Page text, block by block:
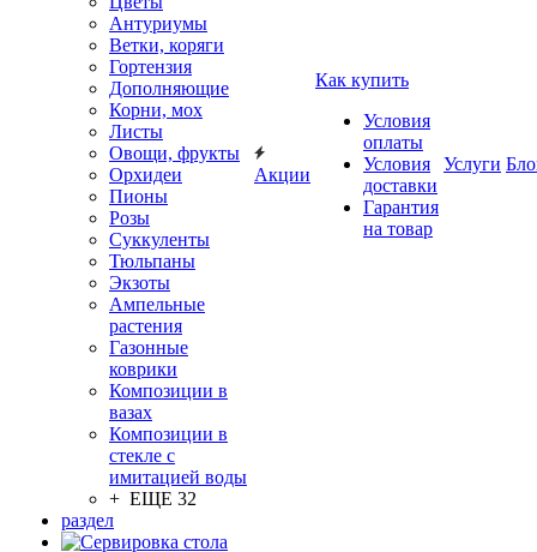
Антуриумы
Ветки, коряги
Гортензия
Дополняющие
Корни, мох
Листы
Овощи, фрукты
Орхидеи
Пионы
Розы
Суккуленты
Тюльпаны
Экзоты
Ампельные
растения
Газонные
коврики
Композиции в
вазах
Композиции в
стекле с
имитацией воды
+ ЕЩЕ 32
раздел
Акции
Как купить
Условия
оплаты
Условия
доставки
Гарантия
на товар
Услуги